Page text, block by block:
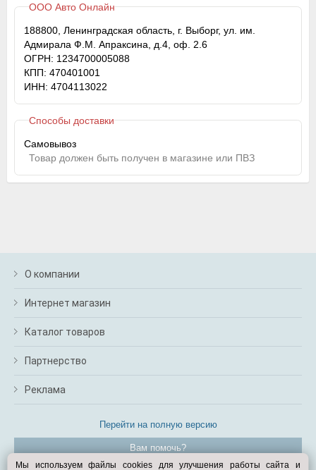
ООО Авто Онлайн
188800, Ленинградская область, г. Выборг, ул. им.
Адмирала Ф.М. Апраксина, д.4, оф. 2.6
ОГРН: 1234700005088
КПП: 470401001
ИНН: 4704113022
Способы доставки
Самовывоз
Товар должен быть получен в магазине или ПВЗ
О компании
Интернет магазин
Каталог товаров
Партнерство
Реклама
Перейти на полную версию
Вам помочь?
Мы используем файлы cookies для улучшения работы сайта и